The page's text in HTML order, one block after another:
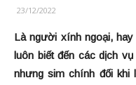
23/12/2022
Là người xính ngoại,
luôn biết đến các dịch
nhưng sim chính đối khi